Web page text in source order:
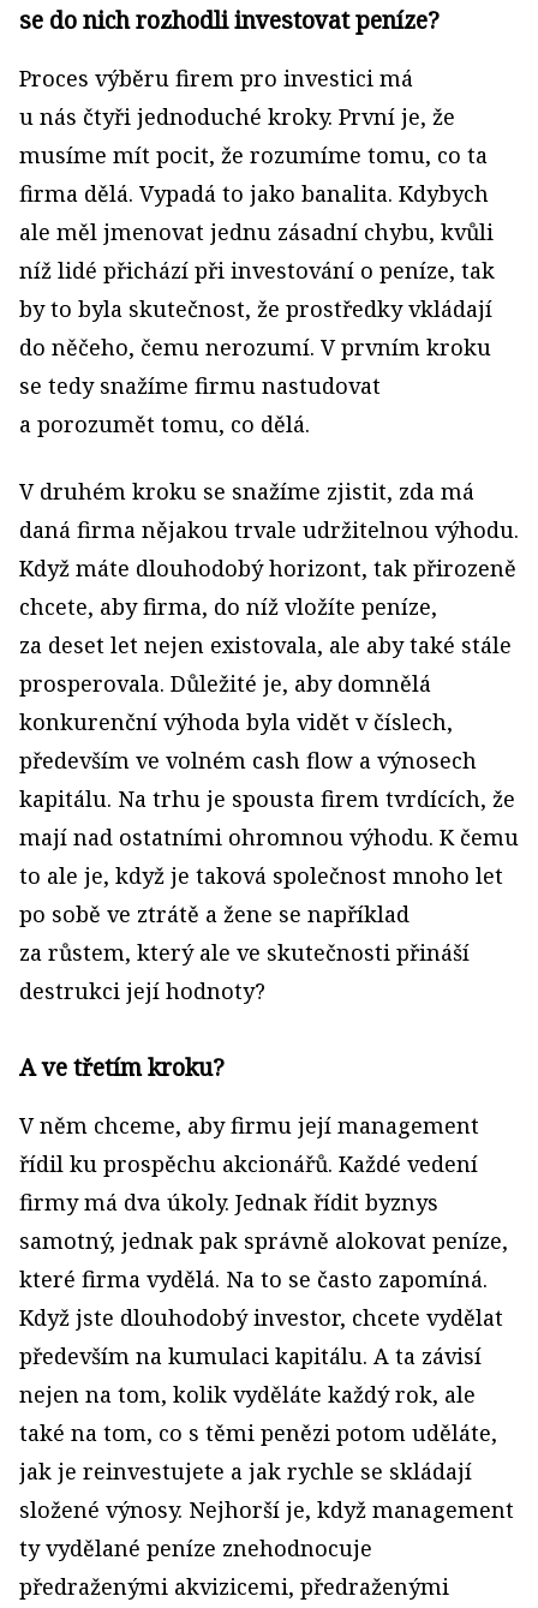
se do nich rozhodli investovat peníze?
Proces výběru firem pro investici má
u nás čtyři jednoduché kroky. První je, že
musíme mít pocit, že rozumíme tomu, co ta
firma dělá. Vypadá to jako banalita. Kdybych
ale měl jmenovat jednu zásadní chybu, kvůli
níž lidé přichází při investování o peníze, tak
by to byla skutečnost, že prostředky vkládají
do něčeho, čemu nerozumí. V prvním kroku
se tedy snažíme firmu nastudovat
a porozumět tomu, co dělá.
V druhém kroku se snažíme zjistit, zda má
daná firma nějakou trvale udržitelnou výhodu.
Když máte dlouhodobý horizont, tak přirozeně
chcete, aby firma, do níž vložíte peníze,
za deset let nejen existovala, ale aby také stále
prosperovala. Důležité je, aby domnělá
konkurenční výhoda byla vidět v číslech,
především ve volném cash flow a výnosech
kapitálu. Na trhu je spousta firem tvrdících, že
mají nad ostatními ohromnou výhodu. K čemu
to ale je, když je taková společnost mnoho let
po sobě ve ztrátě a žene se například
za růstem, který ale ve skutečnosti přináší
destrukci její hodnoty?
A ve třetím kroku?
V něm chceme, aby firmu její management
řídil ku prospěchu akcionářů. Každé vedení
firmy má dva úkoly. Jednak řídit byznys
samotný, jednak pak správně alo­kovat peníze,
které firma vydělá. Na to se často zapomíná.
Když jste dlouhodobý investor, chcete vydělat
především na kumulaci kapitálu. A ta závisí
nejen na tom, kolik vyděláte každý rok, ale
také na tom, co s těmi penězi potom uděláte,
jak je reinvestujete a jak rychle se skládají
složené výnosy. Nejhorší je, když management
ty vydělané peníze znehodnocuje
předraženými akvizicemi, předraženými